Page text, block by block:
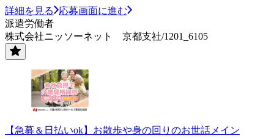
詳細を見る
応募画面に進む
派遣労働者
株式会社ニッソーネット 京都支社/1201_6105
【急募＆日払いok】お散歩や身の回りのお世話メイン